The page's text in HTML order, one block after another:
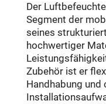
Der
Segment der
seines
hochwertiger
Zubehör ist er
Handhabung und